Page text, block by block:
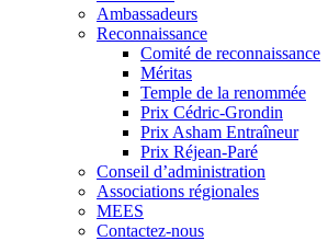
Ambassadeurs
Reconnaissance
Comité de reconnaissance
Méritas
Temple de la renommée
Prix Cédric-Grondin
Prix Asham Entraîneur
Prix Réjean-Paré
Conseil d’administration
Associations régionales
MEES
Contactez-nous